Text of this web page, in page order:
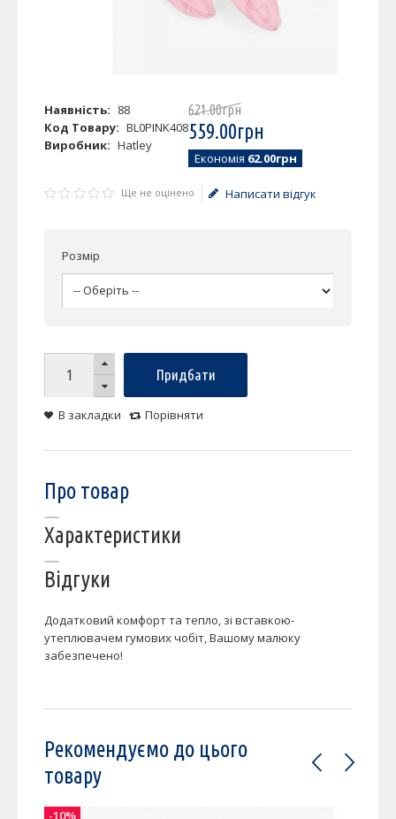
Наявність: 88
Код Товару: BL0PINK408
Виробник: Hatley
621.00грн
559.00грн
Економія 62.00грн
Ще не оцінено Написати відгук
Розмір
Придбати
В закладки Порівняти
Про товар
Характеристики
Відгуки
Додатковий комфорт та тепло, зі вставкою-
утеплювачем гумових чобіт, Вашому малюку
забезпечено!
Рекомендуємо до цього
товару
-10%